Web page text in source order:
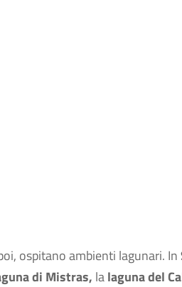
ospitano ambienti lagunari. In
di Mistras, lalaguna del